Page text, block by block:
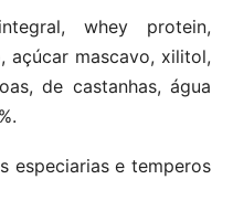
whey protein,
açúcar mascavo, xilitol,
de castanhas, água
especiarias e temperos